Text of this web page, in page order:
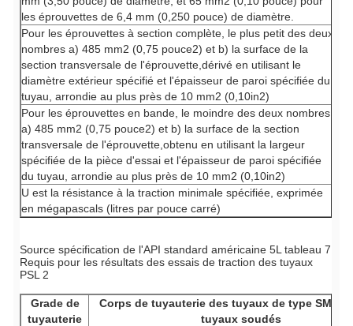
les éprouvettes de 6,4 mm (0,250 pouce) de diamètre.
Pour les éprouvettes à section complète, le plus petit des deux
nombres a) 485 mm2 (0,75 pouce2) et b) la surface de la
section transversale de l'éprouvette,dérivé en utilisant le
diamètre extérieur spécifié et l'épaisseur de paroi spécifiée du
tuyau, arrondie au plus près de 10 mm2 (0,10in2)
Pour les éprouvettes en bande, le moindre des deux nombres
a) 485 mm2 (0,75 pouce2) et b) la surface de la section
transversale de l'éprouvette,obtenu en utilisant la largeur
spécifiée de la pièce d'essai et l'épaisseur de paroi spécifiée
du tuyau, arrondie au plus près de 10 mm2 (0,10in2)
U est la résistance à la traction minimale spécifiée, exprimée
en mégapascals (litres par pouce carré)
Source spécification de l'API standard américaine 5L tableau 7
Requis pour les résultats des essais de traction des tuyaux
PSL 2
Grade de
tuyauterie
Corps de tuyauterie des tuyaux de type SMLS
tuyaux soudés